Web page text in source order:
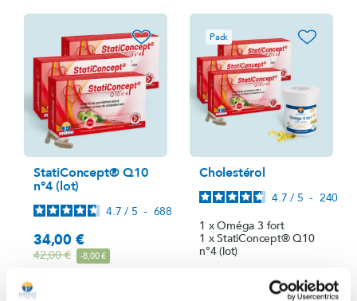
favorite_border
StatiConcept® Q10
n°4 (lot)
4.7 / 5 - 688
Precio
34,00 €
Precio base
42,00 € -8,00 €
Pack favorite_border
Cholestérol
4.7 / 5 - 240
1 x Oméga 3 fort
1 x StatiConcept® Q10
n°4 (lot)
-8,00 €